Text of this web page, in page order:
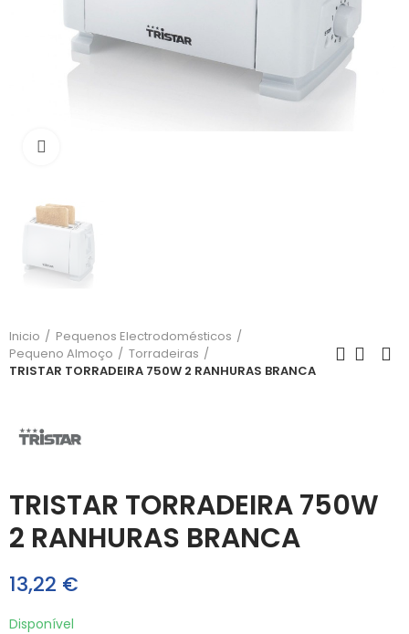
Inicio
Pequenos Electrodomésticos
Pequeno Almoço
Torradeiras
TRISTAR TORRADEIRA 750W 2 RANHURAS BRANCA
TRISTAR TORRADEIRA 750W
2 RANHURAS BRANCA
13,22 €
Disponível